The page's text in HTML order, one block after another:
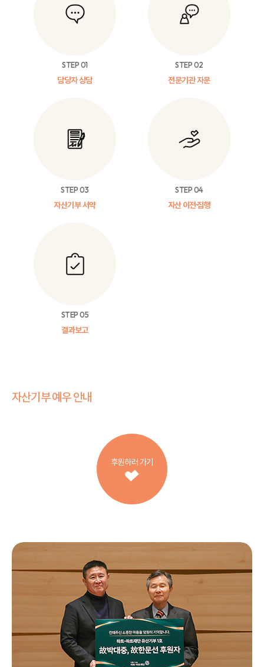
STEP 01
담당자 상담
STEP 02
전문기관 자문
STEP 03
자산기부 서약
STEP 04
자산 이전·집행
STEP 05
결과보고
자산기부 예우 안내
후원하러 가기